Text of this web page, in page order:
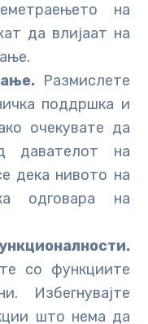
на
да влијаат на
Размислете
поддршка и
очекувате да
давателот на
дека нивото на
одговара на
со функциите
Избегнувајте
што нема да